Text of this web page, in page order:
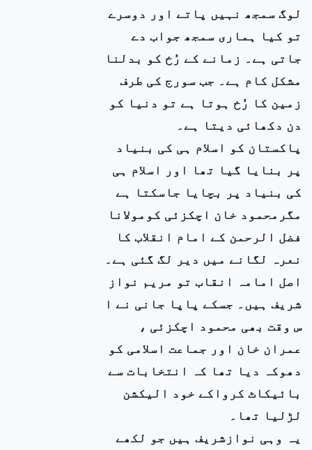
لوگ سمجھ نہیں پاتے اور دوسرے
تو کیا ہماری سمجھ جواب دے
جاتی ہے۔ زمانے کے رُخ کو بدلنا
مشکل کام ہے۔ جب سورج کی طرف
زمین کا رُخ ہوتا ہے تو دنیا کو
دن دکھائی دیتا ہے۔
پاکستان کو اسلام ہی کی بنیاد
پر بنایا گیا تھا اور اسلام ہی
کی بنیاد پر بچایا جاسکتا ہے
مگرمحمود خان اچکزئی کومولانا
فضل الرحمن کے امام انقلاب کا
نعرہ لگانے میں دیر لگ گئی ہے۔
اصل امامہ انقاب تو مریم نواز
شریف ہیں۔ جسکے پاپا جانی نے ا
س وقت بھی محمود اچکزئی ،
عمران خان اور جماعت اسلامی کو
دھوکہ دیا تھا کہ انتخابات سے
بائیکاٹ کرواکے خود الیکشن
لڑلیا تھا۔
یہ وہی نوازشریف ہیں جو لکھے